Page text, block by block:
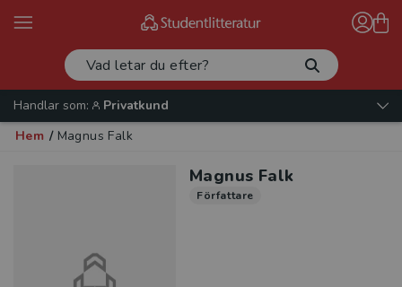
Handlar som:
Privatkund
Hem / Magnus Falk
Magnus Falk
Författare